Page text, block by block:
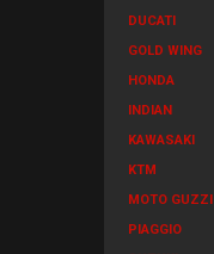
DUCATI
GOLD WING
HONDA
INDIAN
KAWASAKI
KTM
MOTO GUZZI
PIAGGIO